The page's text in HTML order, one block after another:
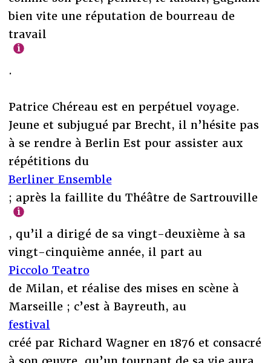
bien vite une réputation de bourreau de
travail
.
Patrice Chéreau est en perpétuel voyage.
Jeune et subjugué par Brecht, il n’hésite pas
à se rendre à Berlin Est pour assister aux
répétitions du
Berliner Ensemble
; après la faillite du Théâtre de Sartrouville
, qu’il a dirigé de sa vingt-deuxième à sa
vingt-cinquième année, il part au
Piccolo Teatro
de Milan, et réalise des mises en scène à
Marseille ; c’est à Bayreuth, au
festival
créé par Richard Wagner en 1876 et consacré